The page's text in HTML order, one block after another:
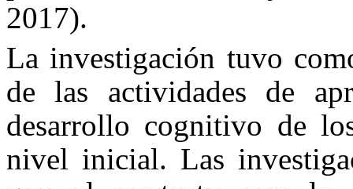
2017).
La investigación tuvo
de las actividades de
desarrollo cognitivo de
nivel inicial. Las